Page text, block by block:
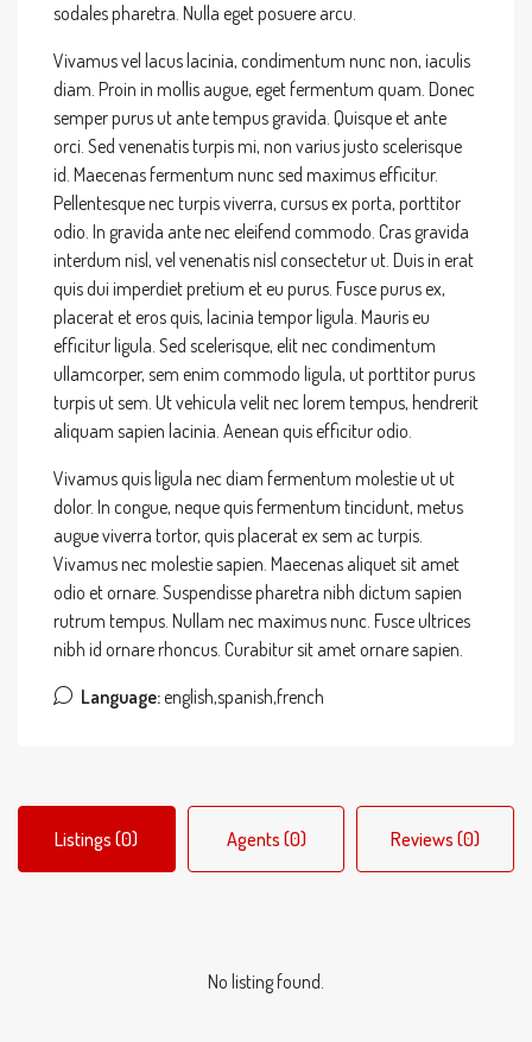
sodales pharetra. Nulla eget posuere arcu.
Vivamus vel lacus lacinia, condimentum nunc non, iaculis
diam. Proin in mollis augue, eget fermentum quam. Donec
semper purus ut ante tempus gravida. Quisque et ante
orci. Sed venenatis turpis mi, non varius justo scelerisque
id. Maecenas fermentum nunc sed maximus efficitur.
Pellentesque nec turpis viverra, cursus ex porta, porttitor
odio. In gravida ante nec eleifend commodo. Cras gravida
interdum nisl, vel venenatis nisl consectetur ut. Duis in erat
quis dui imperdiet pretium et eu purus. Fusce purus ex,
placerat et eros quis, lacinia tempor ligula. Mauris eu
efficitur ligula. Sed scelerisque, elit nec condimentum
ullamcorper, sem enim commodo ligula, ut porttitor purus
turpis ut sem. Ut vehicula velit nec lorem tempus, hendrerit
aliquam sapien lacinia. Aenean quis efficitur odio.
Vivamus quis ligula nec diam fermentum molestie ut ut
dolor. In congue, neque quis fermentum tincidunt, metus
augue viverra tortor, quis placerat ex sem ac turpis.
Vivamus nec molestie sapien. Maecenas aliquet sit amet
odio et ornare. Suspendisse pharetra nibh dictum sapien
rutrum tempus. Nullam nec maximus nunc. Fusce ultrices
nibh id ornare rhoncus. Curabitur sit amet ornare sapien.
Language:english,spanish,french
Listings (0) Agents (0) Reviews (0)
No listing found.